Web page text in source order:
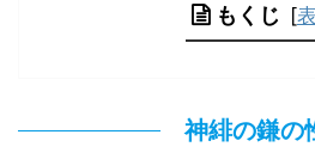
もくじ [
神緋の鎌の